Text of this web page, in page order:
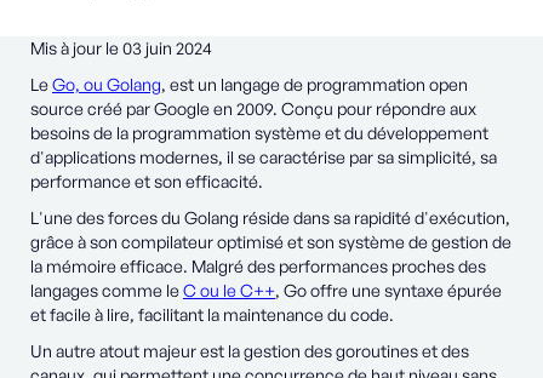
Mis à jour le 03 juin 2024
LeGo, ou Golang, est un langage de programmation open
source créé par Google en 2009. Conçu pour répondre aux
besoins de la programmation système et du développement
d'applications modernes, il se caractérise par sa simplicité, sa
performance et son efficacité.
L'une des forces du Golang réside dans sa rapidité d'exécution,
grâce à son compilateur optimisé et son système de gestion de
la mémoire efficace. Malgré des performances proches des
langages comme leC ou le C++, Go offre une syntaxe épurée
et facile à lire, facilitant la maintenance du code.
Un autre atout majeur est la gestion des goroutines et des